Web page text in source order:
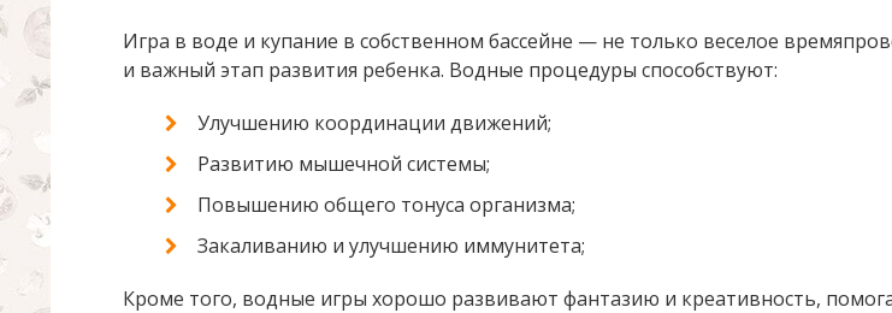
Игра в воде и купание в собственном бассейне — не только веселое
и важный этап развития ребенка. Водные процедуры способствуют:
Улучшению координации движений;
Развитию мышечной системы;
Повышению общего тонуса организма;
Закаливанию и улучшению иммунитета;
Кроме того, водные игры хорошо развивают фантазию и креативность,